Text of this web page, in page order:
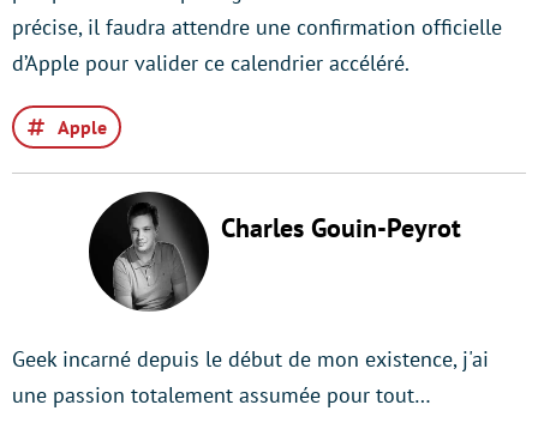
précise, il faudra attendre une confirmation officielle
d’Apple pour valider ce calendrier accéléré.
Apple
Charles Gouin-Peyrot
Geek incarné depuis le début de mon existence, j'ai
une passion totalement assumée pour tout…